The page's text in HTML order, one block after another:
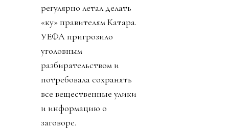
регулярно летал делать
«ку» правителям Катара.
УЕФА пригрозило
уголовным
разбирательством и
потребовала сохранять
все вещественные улики
и информацию о
заговоре.